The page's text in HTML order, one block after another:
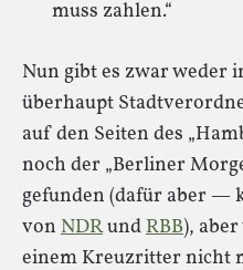
muss zahlen.“
Nun gibt es zwar weder
überhaupt
auf den Seiten des
noch der „Berliner
gefunden (dafür aber —
von NDRundRBB),
einem Kreuzritter nicht